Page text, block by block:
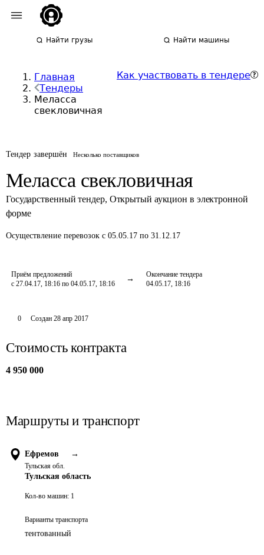
Найти грузы Найти машины
Главная
Тендеры
Меласса
свекловичная
Как участвовать в тендере
Тендер завершён Несколько поставщиков
Меласса свекловичная
Государственный тендер, Открытый аукцион в электронной
форме
Осуществление перевозок с 05.05.17 по 31.12.17
Приём предложений
с 27.04.17, 18:16 по 04.05.17, 18:16
Окончание тендера
04.05.17, 18:16
0 Создан 28 апр 2017
Стоимость контракта
4 950 000
Маршруты и транспорт
Ефремов →
Тульская обл.
Тульская область
Кол-во машин: 1
Варианты транспорта
тентованный